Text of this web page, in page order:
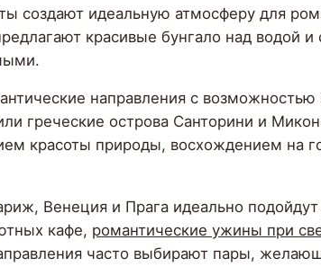
создают идеальную атмосферу для
красивые бунгало над водой
направления с возможностью
греческие острова Санторини и
красоты природы, восхождением на
Венеция и Прага идеально
кафе, романтические ужины при
часто выбирают пары,